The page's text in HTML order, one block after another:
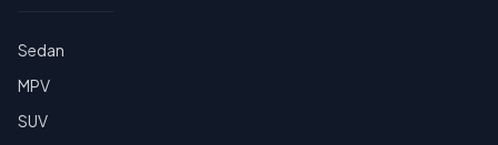
Sedan
MPV
SUV